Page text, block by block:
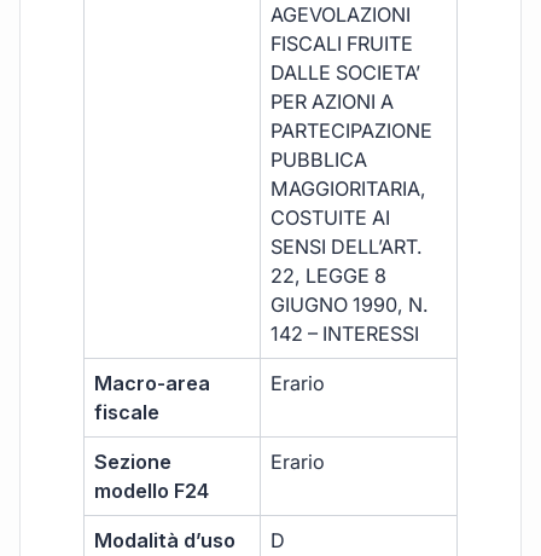
AGEVOLAZIONI
FISCALI FRUITE
DALLE SOCIETA’
PER AZIONI A
PARTECIPAZIONE
PUBBLICA
MAGGIORITARIA,
COSTUITE AI
SENSI DELL’ART.
22, LEGGE 8
GIUGNO 1990, N.
142 – INTERESSI
Macro-area
fiscale
Erario
Sezione
modello F24
Erario
Modalità d’uso
D